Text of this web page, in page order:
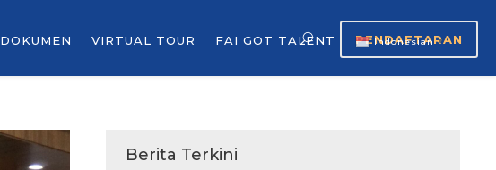
DOKUMEN VIRTUAL TOUR FAI GOT TALENT Indonesian ▼
PENDAFTARAN
Berita Terkini